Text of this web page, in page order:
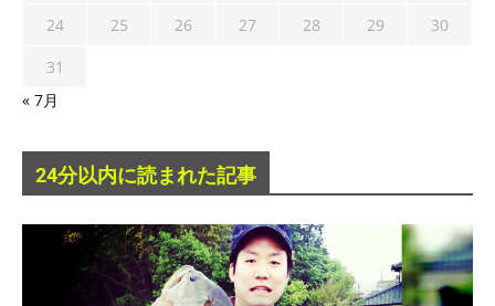
24
25 26 27 28 29
30
31
« 7月
24分以内に読まれた記事